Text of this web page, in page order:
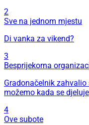
2
Sve na jednom mjestu
Di vanka za vikend?
3
Besprijekorna
Gradonačelnik
možemo kada se
4
Ove subote